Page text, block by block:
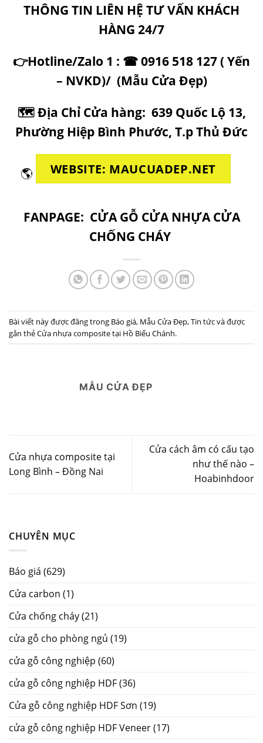
CHUYÊN MỤC
Báo giá (629)
Cửa carbon (1)
Cửa chống cháy(21)
cửa gỗ cho phòng ngủ (19)
cửa gỗ công nghiệp (60)
cửa gỗ công nghiệp HDF(36)
Cửa gỗ công nghiệp HDF Sơn (19)
cửa gỗ công nghiệp HDF Veneer(17)
THÔNG TIN LIÊN HỆ TƯ VẤN KHÁCH
HÀNG 24/7
👉Hotline/Zalo 1 : ☎ 0916 518 127 ( Yến
– NVKD)/(Mẫu Cửa Đẹp)
🗺Địa Chỉ Cửa hàng: 639 Quốc Lộ 13,
Phường Hiệp Bình Phước, T.p Thủ Đức
🌎 WEBSITE: MAUCUADEP.NET
FANPAGE: CỬA GỖ CỬA NHỰA CỬA
CHỐNG CHÁY
Bài viết này được đăng trong Báo giá, Mẫu Cửa Đẹp,Tin tứcvà được
gắn thẻCửa nhựa composite tại Hồ Biểu Chánh.
MẪU CỬA ĐẸP
Cửa nhựa composite tại
Long Bình – Đồng Nai
Cửa cách âm có cấu tạo
như thế nào –
Hoabinhdoor